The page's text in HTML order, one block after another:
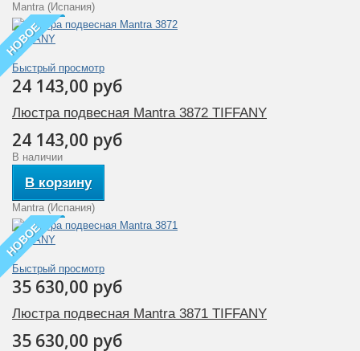
Mantra (Испания)
Быстрый просмотр
24 143,00 руб
НОВОЕ
Люстра подвесная Mantra 3872 TIFFANY
24 143,00 руб
В наличии
В корзину
Mantra (Испания)
Быстрый просмотр
35 630,00 руб
НОВОЕ
Люстра подвесная Mantra 3871 TIFFANY
35 630,00 руб